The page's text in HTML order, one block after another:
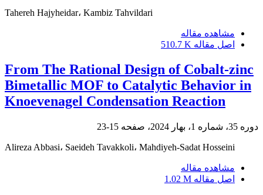
Tahereh Hajyheidar، Kambiz Tahvildari
مشاهده مقاله
اصل مقاله 510.7 K
From The Rational Design of Cobalt-zinc
Bimetallic MOF to Catalytic Behavior in
Knoevenagel Condensation Reaction
دوره 35، شماره 1، بهار 2024، صفحه 15-23
Alireza Abbasi، Saeideh Tavakkoli، Mahdiyeh-Sadat Hosseini
مشاهده مقاله
اصل مقاله 1.02 M